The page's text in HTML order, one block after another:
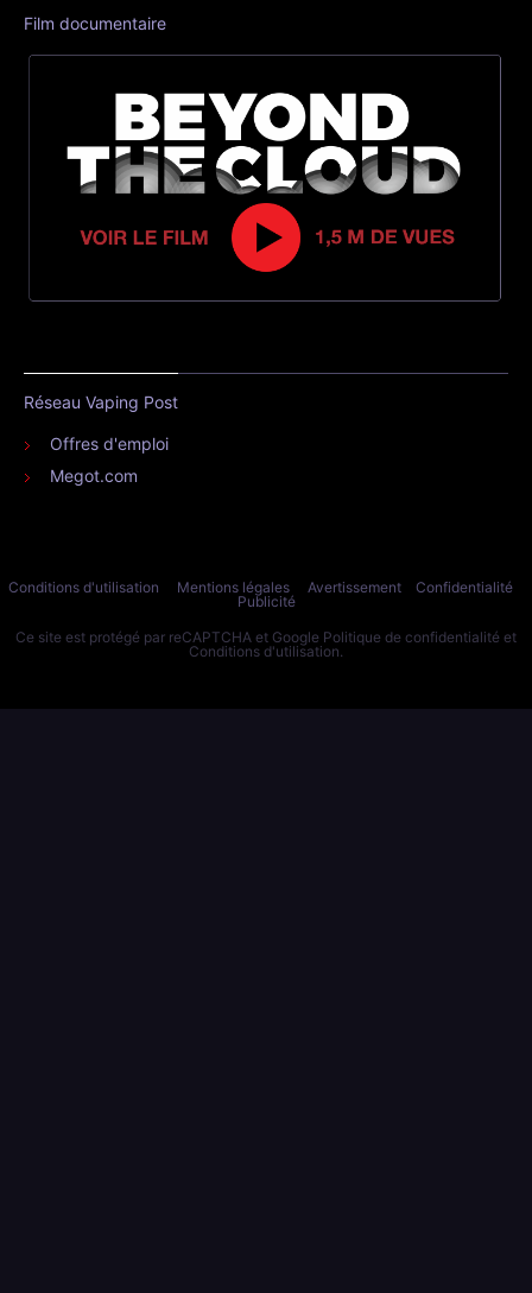
Film documentaire
Réseau Vaping Post
Offres d'emploi
Megot.com
Conditions d'utilisation Mentions légales Avertissement
Confidentialité
Publicité
Ce site est protégé par reCAPTCHA et Google Politique de confidentialité et
Conditions d'utilisation.